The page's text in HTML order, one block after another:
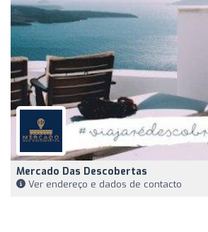
Mercado Das Descobertas
Ver endereço e dados de contacto